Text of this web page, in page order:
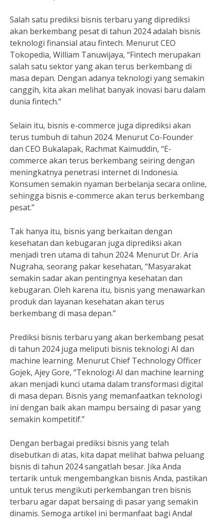
Salah satu prediksi bisnis terbaru yang diprediksi
akan berkembang pesat di tahun 2024 adalah bisnis
teknologi finansial atau fintech. Menurut CEO
Tokopedia, William Tanuwijaya, “Fintech merupakan
salah satu sektor yang akan terus berkembang di
masa depan. Dengan adanya teknologi yang semakin
canggih, kita akan melihat banyak inovasi baru dalam
dunia fintech.”
Selain itu, bisnis e-commerce juga diprediksi akan
terus tumbuh di tahun 2024. Menurut Co-Founder
dan CEO Bukalapak, Rachmat Kaimuddin, “E-
commerce akan terus berkembang seiring dengan
meningkatnya penetrasi internet di Indonesia.
Konsumen semakin nyaman berbelanja secara online,
sehingga bisnis e-commerce akan terus berkembang
pesat.”
Tak hanya itu, bisnis yang berkaitan dengan
kesehatan dan kebugaran juga diprediksi akan
menjadi tren utama di tahun 2024. Menurut Dr. Aria
Nugraha, seorang pakar kesehatan, “Masyarakat
semakin sadar akan pentingnya kesehatan dan
kebugaran. Oleh karena itu, bisnis yang menawarkan
produk dan layanan kesehatan akan terus
berkembang di masa depan.”
Prediksi bisnis terbaru yang akan berkembang pesat
di tahun 2024 juga meliputi bisnis teknologi AI dan
machine learning. Menurut Chief Technology Officer
Gojek, Ajey Gore, “Teknologi AI dan machine learning
akan menjadi kunci utama dalam transformasi digital
di masa depan. Bisnis yang memanfaatkan teknologi
ini dengan baik akan mampu bersaing di pasar yang
semakin kompetitif.”
Dengan berbagai prediksi bisnis yang telah
disebutkan di atas, kita dapat melihat bahwa peluang
bisnis di tahun 2024 sangatlah besar. Jika Anda
tertarik untuk mengembangkan bisnis Anda, pastikan
untuk terus mengikuti perkembangan tren bisnis
terbaru agar dapat bersaing di pasar yang semakin
dinamis. Semoga artikel ini bermanfaat bagi Anda!